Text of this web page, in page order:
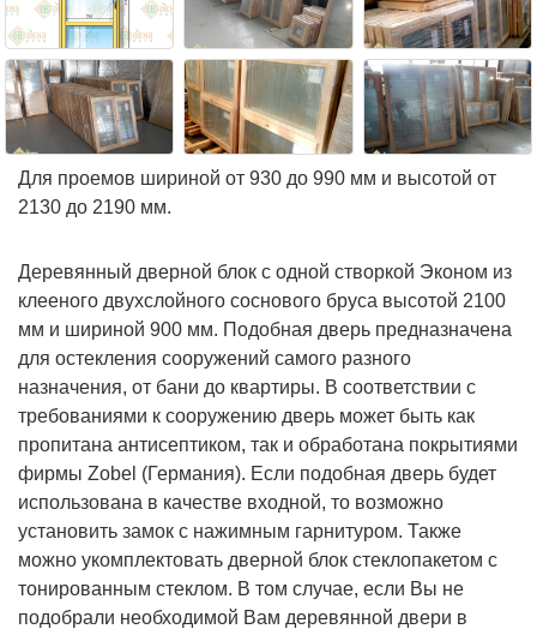
Для проемов шириной от 930 до 990 мм и высотой от
2130 до 2190 мм.
Деревянный дверной блок с одной створкой Эконом из
клееного двухслойного соснового бруса высотой 2100
мм и шириной 900 мм. Подобная дверь предназначена
для остекления сооружений самого разного
назначения, от бани до квартиры. В соответствии с
требованиями к сооружению дверь может быть как
пропитана антисептиком, так и обработана покрытиями
фирмы Zobel (Германия). Если подобная дверь будет
использована в качестве входной, то возможно
установить замок с нажимным гарнитуром. Также
можно укомплектовать дверной блок стеклопакетом с
тонированным стеклом. В том случае, если Вы не
подобрали необходимой Вам деревянной двери в